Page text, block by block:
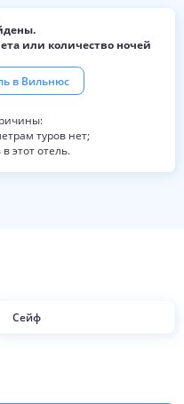
или количество ночей
в Вильнюс
туров нет;
этот отель.
Сейф